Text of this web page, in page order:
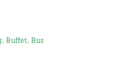
Buffet, Bus